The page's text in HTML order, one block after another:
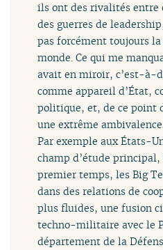
ils ont des rivalités entre
des guerres de
pas forcément toujours
monde. Ce qui me
avait en miroir, c’est-à-
comme appareil d’État,
politique, et, de ce point
une extrême
Par exemple aux États-
champ d’étude
premier temps, les Big
dans des relations de
plus fluides, une fusion
techno-militaire avec le
département de la